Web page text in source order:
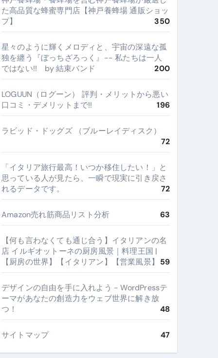
た高品質な蜂蜜専門店【神戸養蜂場 通販ショッ
プ】
350
星々のように輝くメロディと、宇宙の深遠な孤
独を纏う『ぼっちざろっく』-- 私たちは一人
ではない!! by 結束バンド
200
LOGUUN（ログーン） 評判・メリットから悪い
口コミ・デメリットまで!!
196
ラビッド・ドッグズ （ブルーレイディスク）
72
​「イタリア旅行最高！いつか移住したい！」と
思っている人が見たら、一瞬で現実に引き戻さ
れるデータです。
72
Amazon売れ筋商品リスト分析 63
【何も言わなくても通じ合う】イタリアンの名
店 イルギオットーネの厨房風景｜料理王国 |
【厨房の世界】【イタリアン】【営業風景】
59
デザインの自由を手に入れよう - WordPressテ
ーマがあなたの創造力をウェブ世界に解き放
つ！
48
サイトマップ 47